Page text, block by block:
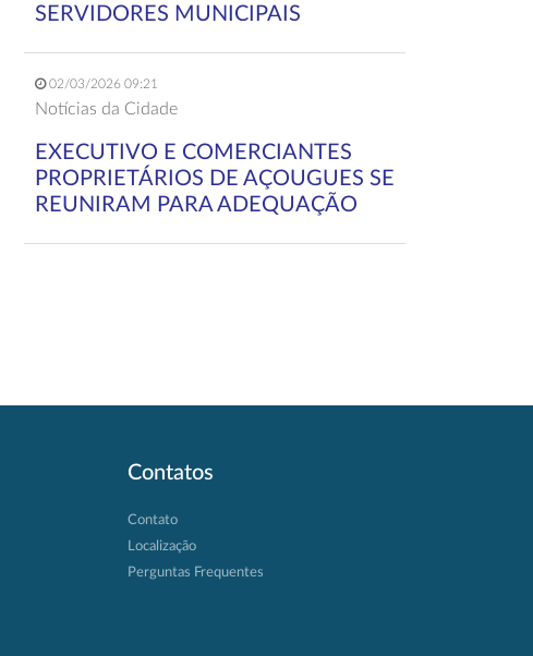
SERVIDORES MUNICIPAIS
02/03/2026 09:21
Notícias da Cidade
EXECUTIVO E COMERCIANTES
PROPRIETÁRIOS DE AÇOUGUES SE
REUNIRAM PARA ADEQUAÇÃO
Contatos
Contato
Localização
Perguntas Frequentes